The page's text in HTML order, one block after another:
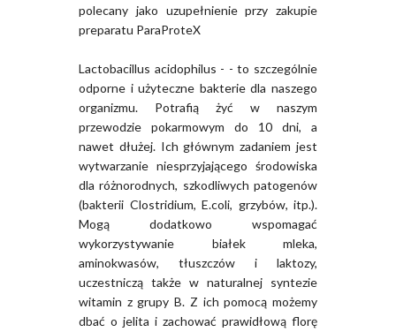
polecany jako uzupełnienie przy zakupie
preparatu ParaProteX
Lactobacillus acidophilus - - to szczególnie
odporne i użyteczne bakterie dla naszego
organizmu. Potrafią żyć w naszym
przewodzie pokarmowym do 10 dni, a
nawet dłużej. Ich głównym zadaniem jest
wytwarzanie niesprzyjającego środowiska
dla różnorodnych, szkodliwych patogenów
(bakterii Clostridium, E.coli, grzybów, itp.).
Mogą dodatkowo wspomagać
wykorzystywanie białek mleka,
aminokwasów, tłuszczów i laktozy,
uczestniczą także w naturalnej syntezie
witamin z grupy B. Z ich pomocą możemy
dbać o jelita i zachować prawidłową florę